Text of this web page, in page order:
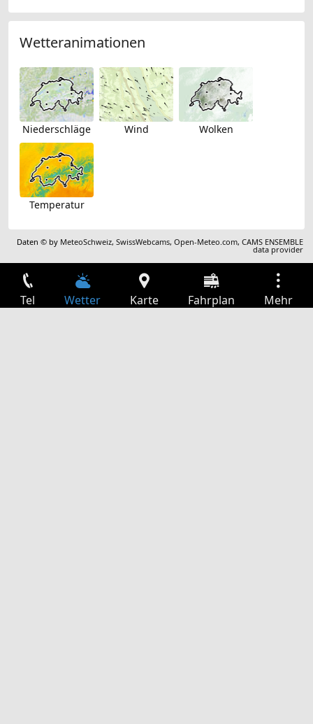
Wetteranimationen
Niederschläge Wind Wolken
Temperatur
Daten © by MeteoSchweiz,SwissWebcams,Open-Meteo.com,CAMS ENSEMBLE
data provider
Tel Wetter Karte Fahrplan Mehr